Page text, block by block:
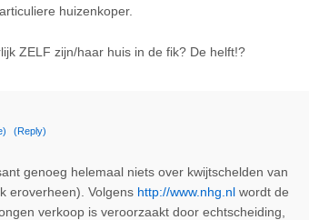
huizenkoper.
ZELF zijn/haar huis in de fik? De helft!?
(Reply)
genoeg helemaal niets over kwijtschelden van
eroverheen). Volgens http://www.nhg.nl wordt de
verkoop is veroorzaakt door echtscheiding,